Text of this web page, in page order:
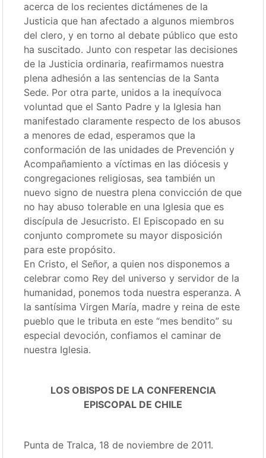
acerca de los recientes dictámenes de la
Justicia que han afectado a algunos miembros
del clero, y en torno al debate público que esto
ha suscitado. Junto con respetar las decisiones
de la Justicia ordinaria, reafirmamos nuestra
plena adhesión a las sentencias de la Santa
Sede. Por otra parte, unidos a la inequívoca
voluntad que el Santo Padre y la Iglesia han
manifestado claramente respecto de los abusos
a menores de edad, esperamos que la
conformación de las unidades de Prevención y
Acompañamiento a víctimas en las diócesis y
congregaciones religiosas, sea también un
nuevo signo de nuestra plena convicción de que
no hay abuso tolerable en una Iglesia que es
discípula de Jesucristo. El Episcopado en su
conjunto compromete su mayor disposición
para este propósito.
En Cristo, el Señor, a quien nos disponemos a
celebrar como Rey del universo y servidor de la
humanidad, ponemos toda nuestra esperanza. A
la santísima Virgen María, madre y reina de este
pueblo que le tributa en este “mes bendito” su
especial devoción, confiamos el caminar de
nuestra Iglesia.
LOS OBISPOS DE LA CONFERENCIA
EPISCOPAL DE CHILE
Punta de Tralca, 18 de noviembre de 2011.